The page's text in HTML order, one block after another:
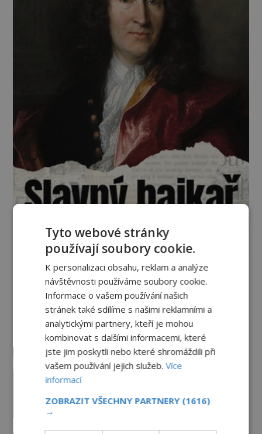
Vesmír a technologie
Co zachycují tajemné snímky
PREMIUM 7.8.2026 782
Tyto webové stránky
používají soubory cookie.
K personalizaci obsahu, reklam a analýze
návštěvnosti používáme soubory cookie.
Informace o vašem používání našich
stránek také sdílíme s našimi reklamními a
analytickými partnery, kteří je mohou
kombinovat s dalšími informacemi, které
jste jim poskytli nebo které shromáždili při
vašem používání jejich služeb.Více
informací
ZOBRAZIT VŠECHNY PARTNERY (1616)
→